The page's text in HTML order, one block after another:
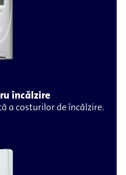
încălzire
a costurilor de încălzire.